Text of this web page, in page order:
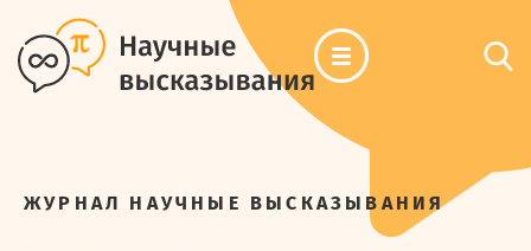
ЖУРНАЛ НАУЧНЫЕ ВЫСКАЗЫВАНИЯ